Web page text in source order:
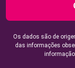
Os dados são de
das informações